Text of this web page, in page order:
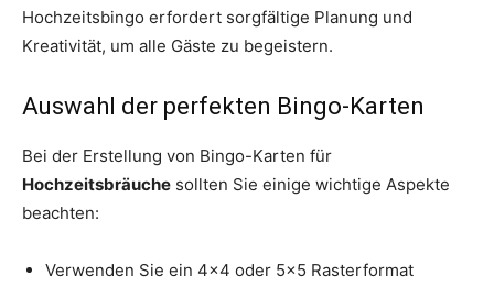
Hochzeitsbingo erfordert sorgfältige Planung und
Kreativität, um alle Gäste zu begeistern.
Auswahl der perfekten Bingo-Karten
Bei der Erstellung von Bingo-Karten für
Hochzeitsbräuche sollten Sie einige wichtige Aspekte
beachten:
Verwenden Sie ein 4×4 oder 5×5 Rasterformat